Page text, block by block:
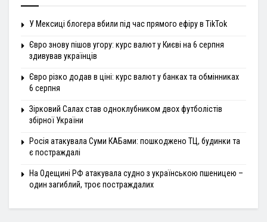
У Мексиці блогера вбили під час прямого ефіру в TikTok
Євро знову пішов угору: курс валют у Києві на 6 серпня
здивував українців
Євро різко додав в ціні: курс валют у банках та обмінниках
6 серпня
Зірковий Салах став одноклубником двох футболістів
збірної України
Росія атакувала Суми КАБами: пошкоджено ТЦ, будинки та
є постраждалі
На Одещині РФ атакувала судно з українською пшеницею –
один загиблий, троє постраждалих